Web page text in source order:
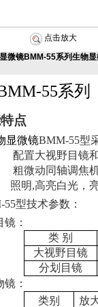
点击放大
微镜BMM-55系列生物
55系列
点
显微镜BMM-55型
配置大视野目镜
粗微动同轴调焦
照明,高亮白光，
55型技术参数：
镜：
类 别
大视野目镜
分划目镜
镜：
类别
放